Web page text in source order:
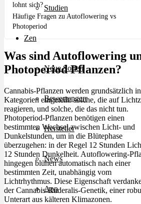
Studien
Zen
Neue Sorten
Bewertungen
Hersteller
News
App
lohnt sich?
Häufige Fragen zu Autoflowering vs
Photoperiod
Was sind Autoflowering
Photoperiod Pflanzen?
Cannabis-Pflanzen werden grundsätzlich
Kategorien eingeteilt: solche, die auf
reagieren, und solche, die das nicht tun.
Photoperiod-Pflanzen benötigen einen
bestimmten Wechsel zwischen Licht- und
Dunkelstunden, um in die Blütephase
überzugehen: in der Regel 12 Stunden
12 Stunden Dunkelheit. Autoflowering-
hingegen blühen automatisch nach einer
bestimmten Zeit, unabhängig vom
Lichtrhythmus. Diese Eigenschaft
der Cannabis-Ruderalis-Genetik, einer
Unterart aus kälteren Klimazonen.